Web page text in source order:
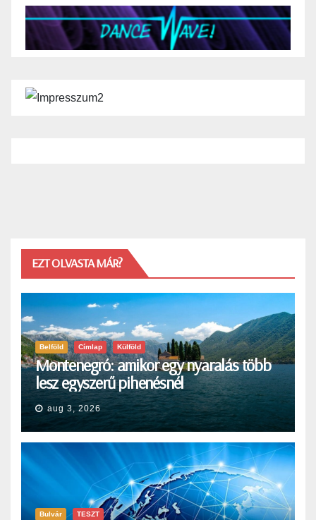
EZT OLVASTA MÁR?
Belföld Címlap Külföld
Montenegró: amikor egy nyaralás több
lesz egyszerű pihenésnél
aug 3, 2026
Bulvár TESZT